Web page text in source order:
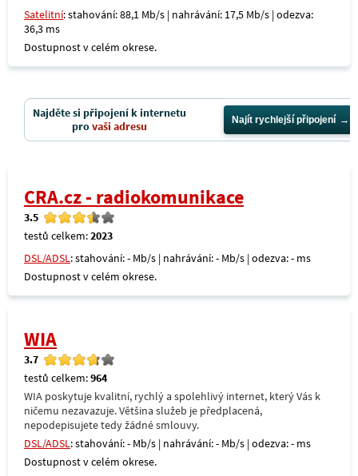
Satelitní: stahování: 88,1 Mb/s | nahrávání: 17,5 Mb/s | odezva:
36,3 ms
Dostupnost v celém okrese.
Najděte si připojení k internetu
provaši adresu Najít rychlejší připojení
CRA.cz - radiokomunikace
3.5
testů celkem:2023
DSL/ADSL: stahování: - Mb/s | nahrávání: - Mb/s | odezva: - ms
Dostupnost v celém okrese.
WIA
3.7
testů celkem:964
WIA poskytuje kvalitní, rychlý a spolehlivý internet, který Vás k
ničemu nezavazuje. Většina služeb je předplacená,
nepodepisujete tedy žádné smlouvy.
DSL/ADSL: stahování: - Mb/s | nahrávání: - Mb/s | odezva: - ms
Dostupnost v celém okrese.